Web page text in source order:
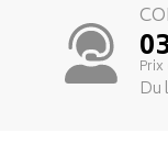
Du